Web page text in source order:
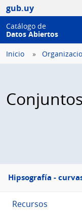
gub.uy
Catálogo de
Datos Abiertos
Inicio
Menú
lateral
Hipsografía -
Recursos